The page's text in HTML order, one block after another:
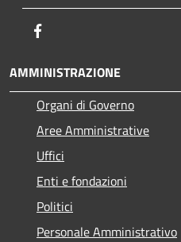
AMMINISTRAZIONE
Organi di Governo
Aree Amministrative
Uffici
Enti e fondazioni
Politici
Personale Amministrativo